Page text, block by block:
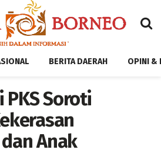
BERITA DAERAH OPINI &
PKS Soroti
Anak